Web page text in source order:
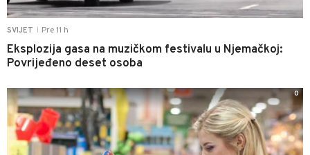
SVIJET Pre 11 h
Eksplozija gasa na muzičkom festivalu u Njemačkoj:
Povrijeđeno deset osoba
0